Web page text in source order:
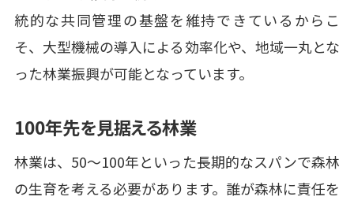
統的な共同管理の基盤を維持できているからこ
そ、大型機械の導入による効率化や、地域一丸とな
った林業振興が可能となっています。
100年先を見据える林業
林業は、50～100年といった長期的なスパンで森林
の生育を考える必要があります。誰が森林に責任を